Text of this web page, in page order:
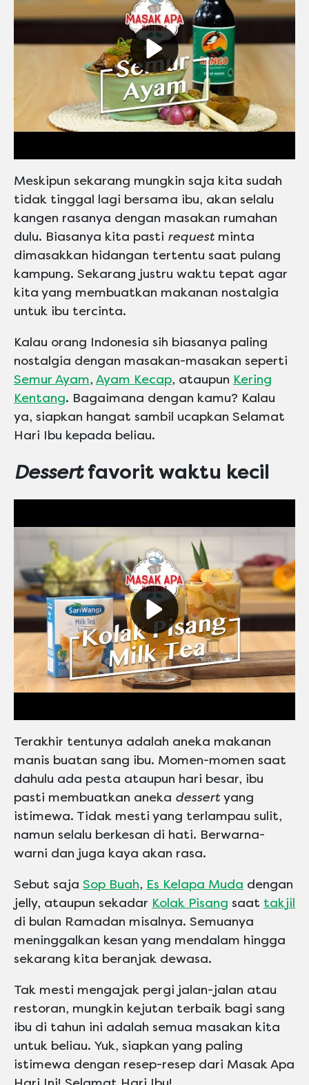
Play video Maskafini
Meskipun sekarang mungkin saja kita sudah
tidak tinggal lagi bersama ibu, akan selalu
kangen rasanya dengan masakan rumahan
dulu. Biasanya kita pasti request minta
dimasakkan hidangan tertentu saat pulang
kampung. Sekarang justru waktu tepat agar
kita yang membuatkan makanan nostalgia
untuk ibu tercinta.
Kalau orang Indonesia sih biasanya paling
nostalgia dengan masakan-masakan seperti
Semur Ayam, Ayam Kecap, ataupun Kering
Kentang. Bagaimana dengan kamu? Kalau
ya, siapkan hangat sambil ucapkan Selamat
Hari Ibu kepada beliau.
Dessertfavorit waktu kecil
Play video Maskafini
Terakhir tentunya adalah aneka makanan
manis buatan sang ibu. Momen-momen saat
dahulu ada pesta ataupun hari besar, ibu
pasti membuatkan aneka dessert yang
istimewa. Tidak mesti yang terlampau sulit,
namun selalu berkesan di hati. Berwarna-
warni dan juga kaya akan rasa.
Sebut saja Sop Buah, Es Kelapa Muda dengan
jelly, ataupun sekadar Kolak Pisang saat takjil
di bulan Ramadan misalnya. Semuanya
meninggalkan kesan yang mendalam hingga
sekarang kita beranjak dewasa.
Tak mesti mengajak pergi jalan-jalan atau
restoran, mungkin kejutan terbaik bagi sang
ibu di tahun ini adalah semua masakan kita
untuk beliau. Yuk, siapkan yang paling
istimewa dengan resep-resep dari Masak Apa